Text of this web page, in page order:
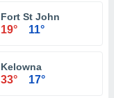
Fort St John
19° 11°
Kelowna
33° 17°